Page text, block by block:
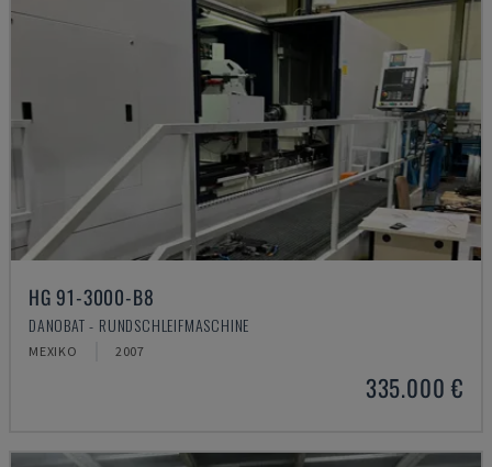
HG 91-3000-B8
DANOBAT - RUNDSCHLEIFMASCHINE
MEXIKO 2007
335.000 €